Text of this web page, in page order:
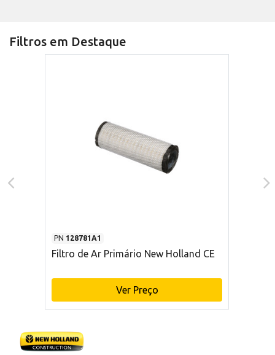
Filtros em Destaque
PN 128781A1
Filtro de Ar Primário New Holland CE
Ver Preço